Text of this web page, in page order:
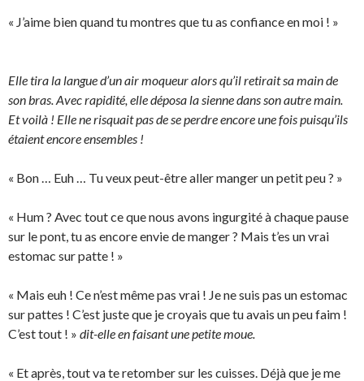
« J’aime bien quand tu montres que tu as confiance en moi ! »
Elle tira la langue d’un air moqueur alors qu’il retirait sa main de
son bras. Avec rapidité, elle déposa la sienne dans son autre main.
Et voilà ! Elle ne risquait pas de se perdre encore une fois puisqu’ils
étaient encore ensembles !
« Bon … Euh … Tu veux peut-être aller manger un petit peu ? »
« Hum ? Avec tout ce que nous avons ingurgité à chaque pause
sur le pont, tu as encore envie de manger ? Mais t’es un vrai
estomac sur patte ! »
« Mais euh ! Ce n’est même pas vrai ! Je ne suis pas un estomac
sur pattes ! C’est juste que je croyais que tu avais un peu faim !
C’est tout ! » dit-elle en faisant une petite moue.
« Et après, tout va te retomber sur les cuisses. Déjà que je me